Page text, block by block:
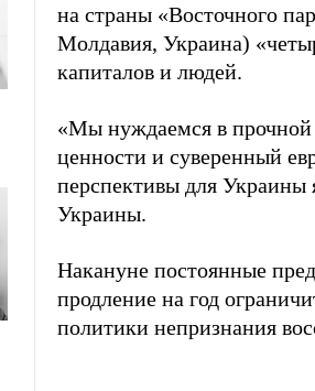
на страны «Восточного
Молдавия, Украина)
капиталов и людей.
«Мы нуждаемся в прочной
ценности и суверенный
перспективы для
Украины.
Накануне постоянные
продление на год
политики непризнания